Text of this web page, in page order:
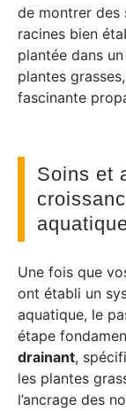
de montrer des
racines bien
plantée dans
plantes
fascinante
Soins et
Une fois que
ont établi un
aquatique, le
étape
drainant,
les plantes
l’ancrage des